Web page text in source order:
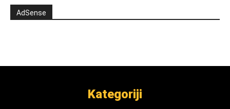
AdSense
Kategoriji